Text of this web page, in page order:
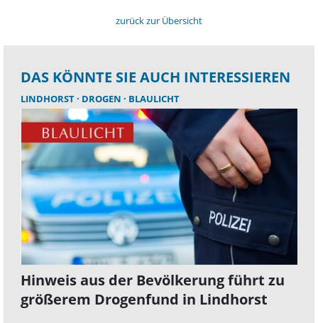
zurück zur Übersicht
DAS KÖNNTE SIE AUCH INTERESSIEREN
LINDHORST DROGEN BLAULICHT
Hinweis aus der Bevölkerung führt zu
größerem Drogenfund in Lindhorst